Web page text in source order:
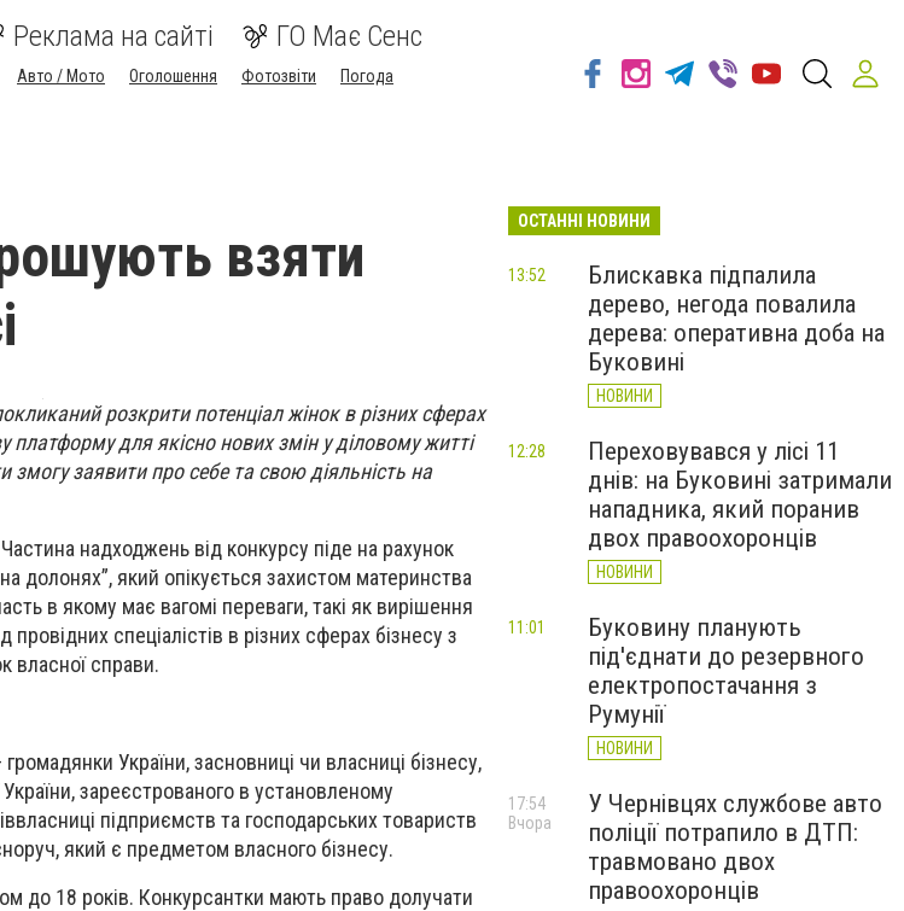
Реклама на сайті ГО Має Сенс
Авто / Мото Оголошення Фотозвіти
Погода
взяти
розкрити потенціал жінок в різних сферах
платформу для якісно нових змін у діловому житті
змогу заявити про себе та свою діяльність на
надходжень від конкурсу піде на рахунок
долонях”, який опікується захистом материнства
в якому має вагомі переваги, такі як вирішення
спеціалістів в різних сферах бізнесу з
власної справи.
України, засновниці чи власниці бізнесу,
зареєстрованого в установленому
підприємств та господарських товариств
який є предметом власного бізнесу.
до 18 років. Конкурсантки мають право долучати
ОСТАННІ НОВИНИ
Блискавка підпалила
дерево, негода повалила
дерева: оперативна доба на
Буковині
НОВИНИ
13:52
Переховувався у лісі 11
днів: на Буковині затримали
нападника, який поранив
двох правоохоронців
НОВИНИ
12:28
Буковину планують
під'єднати до резервного
електропостачання з
Румунії
НОВИНИ
11:01
У Чернівцях службове авто
поліції потрапило в ДТП:
травмовано двох
правоохоронців
17:54
Вчора